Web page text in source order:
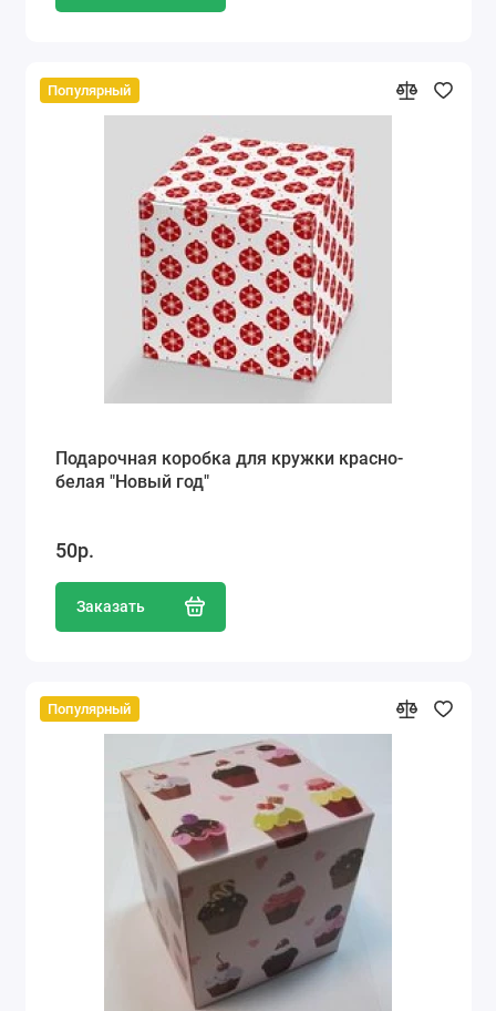
Популярный
Подарочная коробка для кружки красно-
белая "Новый год"
50р.
Заказать
Популярный